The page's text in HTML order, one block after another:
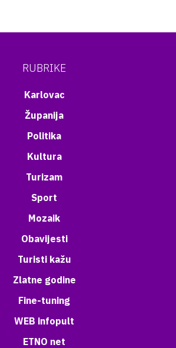
RUBRIKE
Karlovac
Županija
Politika
Kultura
Turizam
Sport
Mozaik
Obavijesti
Turisti kažu
Zlatne godine
Fine-tuning
WEB infopult
ETNO net